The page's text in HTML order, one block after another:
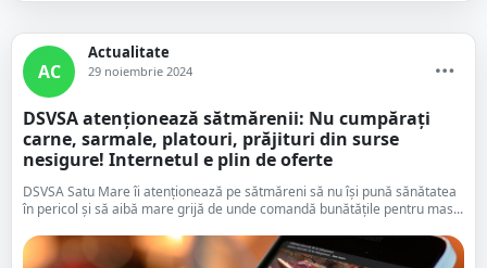
AC
Actualitate
29 noiembrie 2024
DSVSA atenționează sătmărenii: Nu cumpărați
carne, sarmale, platouri, prăjituri din surse
nesigure! Internetul e plin de oferte
DSVSA Satu Mare îi atenționează pe sătmăreni să nu își pună sănătatea
în pericol și să aibă mare grijă de unde comandă bunătățile pentru mas...